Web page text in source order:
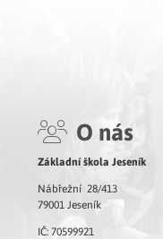
O nás
Základní škola Jeseník
Nábřežní 28/413
79001 Jeseník
IČ: 70599921